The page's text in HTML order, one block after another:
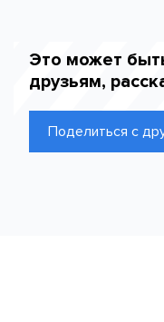
Это может
друзьям,
Поделиться с